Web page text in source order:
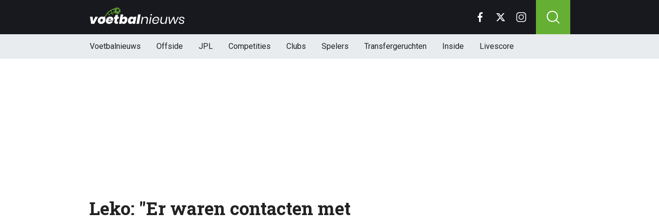
Voetbalnieuws Offside JPL Competities Clubs Spelers Transfergeruchten Inside Livescore
Leko: "Er waren contacten met